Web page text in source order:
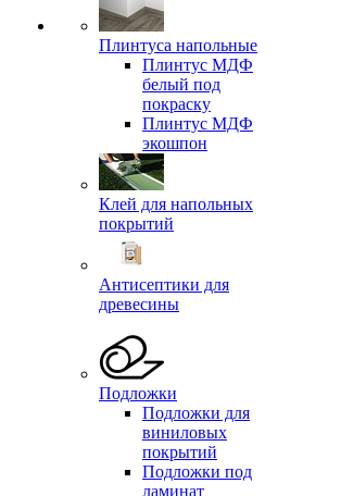
Плинтуса напольные
Плинтус МДФ
белый под
покраску
Плинтус МДФ
экошпон
Клей для напольных
покрытий
Антисептики для
древесины
Подложки
Подложки для
виниловых
покрытий
Подложки под
ламинат